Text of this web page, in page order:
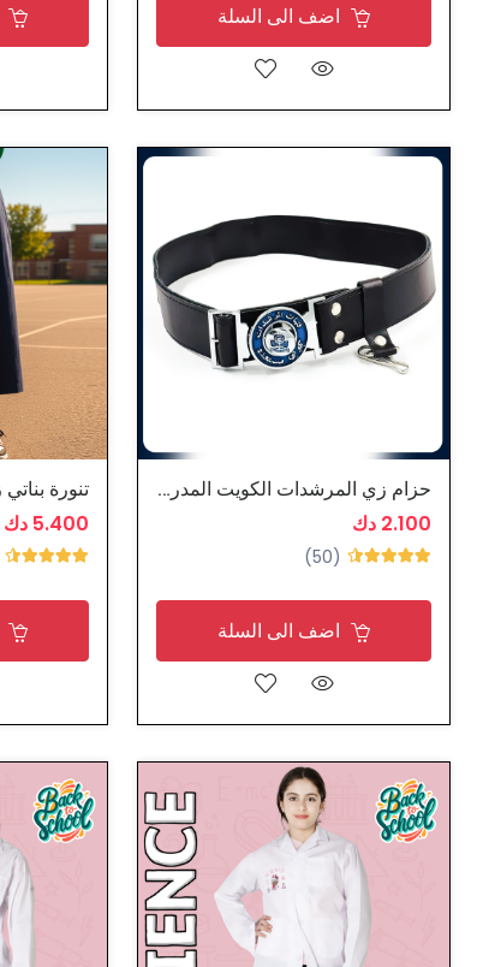
اضف الى السلة
حزام زي المرشدات الكويت المدرسي
2.100 دك
(50)
اضف الى السلة
تنورة
5.400 دك